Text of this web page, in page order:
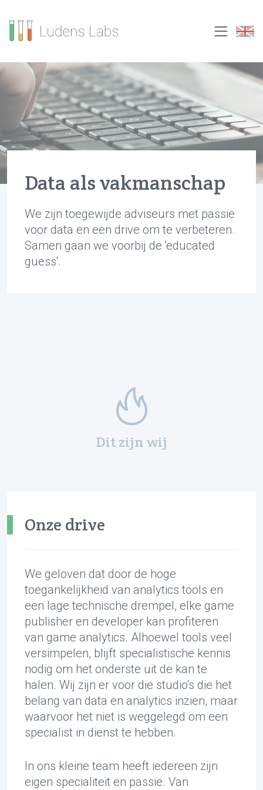
Data als vakmanschap
We zijn toegewijde adviseurs met passie
voor data en een drive om te verbeteren.
Samen gaan we voorbij de 'educated
guess'.
Dit zijn wij
Onze drive
We geloven dat door de hoge
toegankelijkheid van analytics tools en
een lage technische drempel, elke game
publisher en developer kan profiteren
van game analytics. Alhoewel tools veel
versimpelen, blijft specialistische kennis
nodig om het onderste uit de kan te
halen. Wij zijn er voor die studio's die het
belang van data en analytics inzien, maar
waarvoor het niet is weggelegd om een
specialist in dienst te hebben.
In ons kleine team heeft iedereen zijn
eigen specialiteit en passie. Van